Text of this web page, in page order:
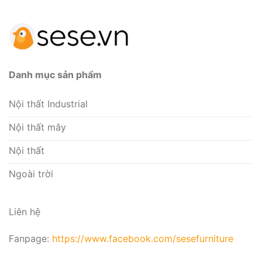
Danh mục sản phẩm
Nội thất Industrial
Nội thất mây
Nội thất
Ngoài trời
Liên hệ
Fanpage: https://www.facebook.com/sesefurniture